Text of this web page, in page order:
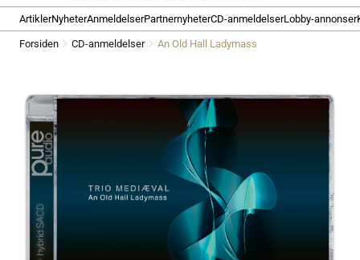
ArtiklerNyheterAnmeldelserPartnernyheterCD-anmeldelserLobby-annonser
Forsiden CD-anmeldelser An Old Hall Ladymass